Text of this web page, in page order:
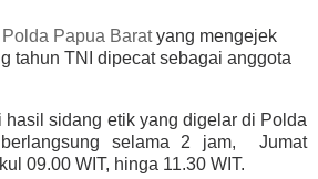
Polda Papua Barat yang mengejek
tahun TNI dipecat sebagai anggota
hasil sidang etik yang digelar di Polda
selama 2 jam, Jumat
09.00 WIT, hinga 11.30 WIT.